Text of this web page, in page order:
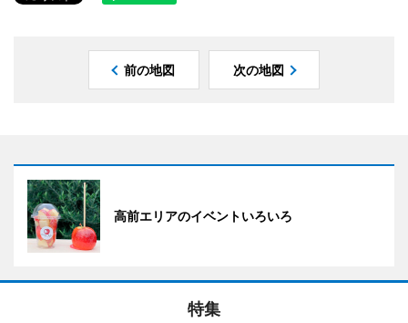
前の地図 次の地図
高前エリアのイベントいろいろ
特集